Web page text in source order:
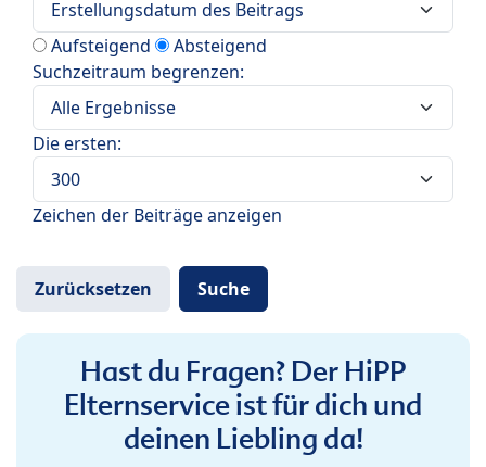
Aufsteigend
Absteigend
Suchzeitraum begrenzen:
Die ersten:
Zeichen der Beiträge anzeigen
Hast du Fragen? Der HiPP
Elternservice ist für dich und
deinen Liebling da!